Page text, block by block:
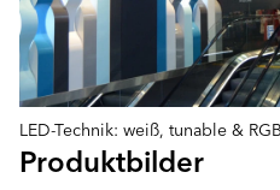
LED-Technik: weiß, tunable &
Produktbilder